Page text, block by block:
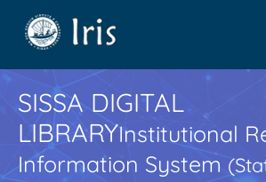
SISSA DIGITAL
LIBRARYInstitutional
Information System